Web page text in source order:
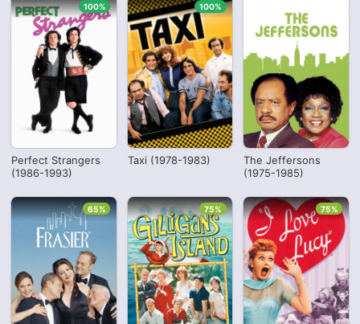
Perfect Strangers
(1986-1993)
100%
Taxi (1978-1983)
100%
The Jeffersons
(1975-1985)
65% 75% 75%